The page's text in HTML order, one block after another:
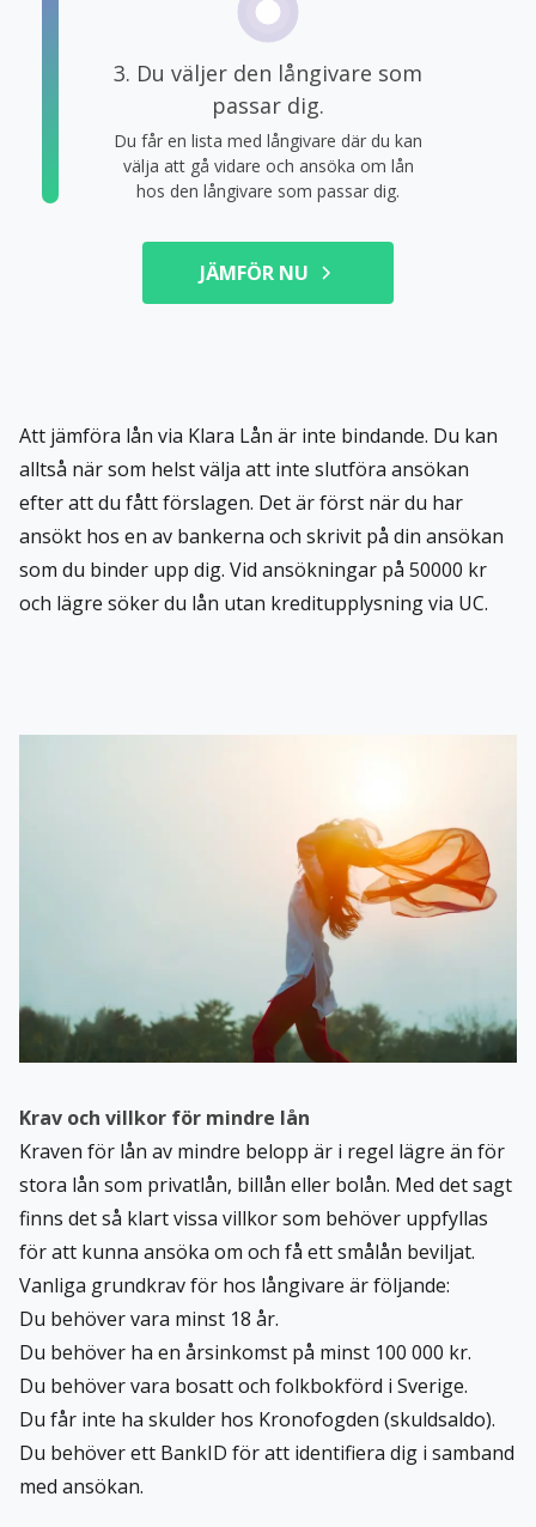
3. Du väljer den långivare som
passar dig.
Du får en lista med långivare där du kan
välja att gå vidare och ansöka om lån
hos den långivare som passar dig.
JÄMFÖR NU
Att jämföra lån via Klara Lån är inte bindande. Du kan
alltså när som helst välja att inte slutföra ansökan
efter att du fått förslagen. Det är först när du har
ansökt hos en av bankerna och skrivit på din ansökan
som du binder upp dig. Vid ansökningar på 50000 kr
och lägre söker du lån utan kreditupplysning via UC.
Krav och villkor för mindre lån
Kraven för lån av mindre belopp är i regel lägre än för
stora lån som privatlån, billån eller bolån. Med det sagt
finns det så klart vissa villkor som behöver uppfyllas
för att kunna ansöka om och få ett smålån beviljat.
Vanliga grundkrav för hos långivare är följande:
Du behöver vara minst 18 år.
Du behöver ha en årsinkomst på minst 100 000 kr.
Du behöver vara bosatt och folkbokförd i Sverige.
Du får inte ha skulder hos Kronofogden (skuldsaldo).
Du behöver ett BankID för att identifiera dig i samband
med ansökan.